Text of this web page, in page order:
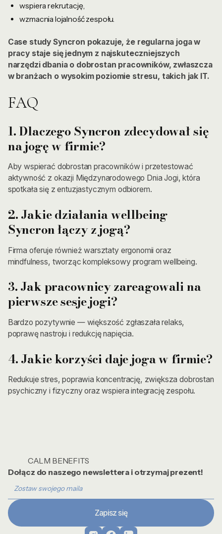
wspiera rekrutację,
wzmacnia lojalność zespołu.
Case study Syncron pokazuje, że regularna joga w
pracy staje się jednym z najskuteczniejszych
narzędzi dbania o dobrostan pracowników, zwłaszcza
w branżach o wysokim poziomie stresu, takich jak IT.
FAQ
1. Dlaczego Syncron zdecydował się
na jogę w firmie?
Aby wspierać dobrostan pracowników i przetestować
aktywność z okazji Międzynarodowego Dnia Jogi, która
spotkała się z entuzjastycznym odbiorem.
2. Jakie działania wellbeing
Syncron łączy z jogą?
Firma oferuje również warsztaty ergonomii oraz
mindfulness, tworząc kompleksowy program wellbeing.
3. Jak pracownicy zareagowali na
pierwsze sesje jogi?
Bardzo pozytywnie — większość zgłaszała relaks,
poprawę nastroju i redukcję napięcia.
4. Jakie korzyści daje joga w firmie?
Redukuje stres, poprawia koncentrację, zwiększa dobrostan
psychiczny i fizyczny oraz wspiera integrację zespołu.
CALM BENEFITS
Dołącz do naszego newslettera i otrzymaj prezent!